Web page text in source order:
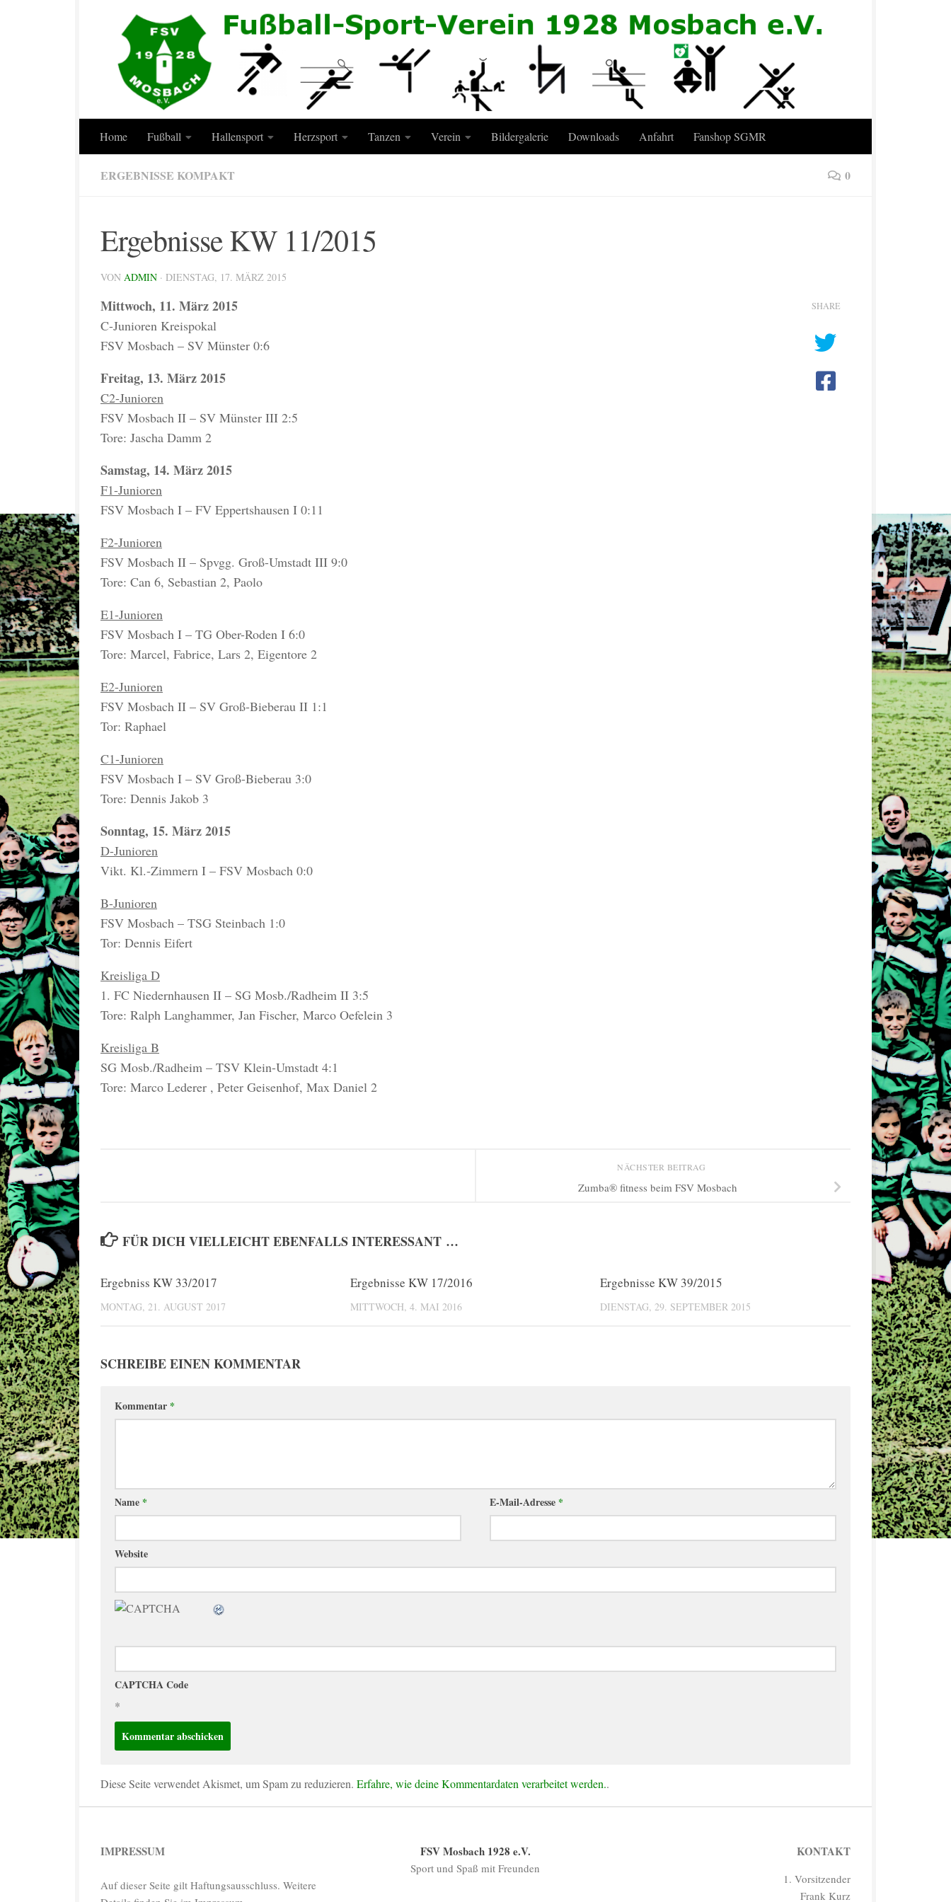
Zum Inhalt springen
Home Fußball Hallensport Herzsport Tanzen Verein Bildergalerie Downloads Anfahrt Fanshop SGMR
ERGEBNISSE KOMPAKT 0
Ergebnisse KW 11/2015
VON ADMIN · DIENSTAG, 17. MÄRZ 2015
Mittwoch, 11. März 2015
C-Junioren Kreispokal
FSV Mosbach – SV Münster 0:6
Freitag, 13. März 2015
C2-Junioren
FSV Mosbach II – SV Münster III 2:5
Tore: Jascha Damm 2
Samstag, 14. März 2015
F1-Junioren
FSV Mosbach I – FV Eppertshausen I 0:11
F2-Junioren
FSV Mosbach II – Spvgg. Groß-Umstadt III 9:0
Tore: Can 6, Sebastian 2, Paolo
E1-Junioren
FSV Mosbach I – TG Ober-Roden I 6:0
Tore: Marcel, Fabrice, Lars 2, Eigentore 2
E2-Junioren
FSV Mosbach II – SV Groß-Bieberau II 1:1
Tor: Raphael
C1-Junioren
FSV Mosbach I – SV Groß-Bieberau 3:0
Tore: Dennis Jakob 3
Sonntag, 15. März 2015
D-Junioren
Vikt. Kl.-Zimmern I – FSV Mosbach 0:0
B-Junioren
FSV Mosbach – TSG Steinbach 1:0
Tor: Dennis Eifert
Kreisliga D
1. FC Niedernhausen II – SG Mosb./Radheim II 3:5
Tore: Ralph Langhammer, Jan Fischer, Marco Oefelein 3
Kreisliga B
SG Mosb./Radheim – TSV Klein-Umstadt 4:1
Tore: Marco Lederer , Peter Geisenhof, Max Daniel 2
SHARE
NÄCHSTER BEITRAG
Zumba® fitness beim FSV Mosbach
FÜR DICH VIELLEICHT EBENFALLS INTERESSANT …
Ergebniss KW 33/2017
MONTAG, 21. AUGUST 2017
Ergebnisse KW 17/2016
MITTWOCH, 4. MAI 2016
Ergebnisse KW 39/2015
DIENSTAG, 29. SEPTEMBER 2015
SCHREIBE EINEN KOMMENTAR
Kommentar *
Name * E-Mail-Adresse *
Website
CAPTCHA Code
*
Diese Seite verwendet Akismet, um Spam zu reduzieren. Erfahre, wie deine Kommentardaten verarbeitet werden..
IMPRESSUM
Auf dieser Seite gilt Haftungsausschluss. Weitere
FSV Mosbach 1928 e.V.
Sport und Spaß mit Freunden
KONTAKT
1. Vorsitzender
Frank Kurz